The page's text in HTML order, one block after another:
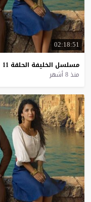
02:18:51
مسلسل الخليفة الحلقة 11
منذ 8 أشهر